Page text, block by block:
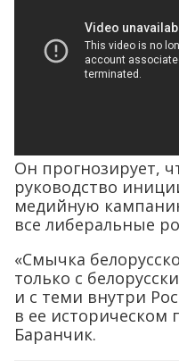
Он прогнозирует,
руководство
медийную
все либеральные
«Смычка
только с
и с теми внутри
в ее историческом
Баранчик.